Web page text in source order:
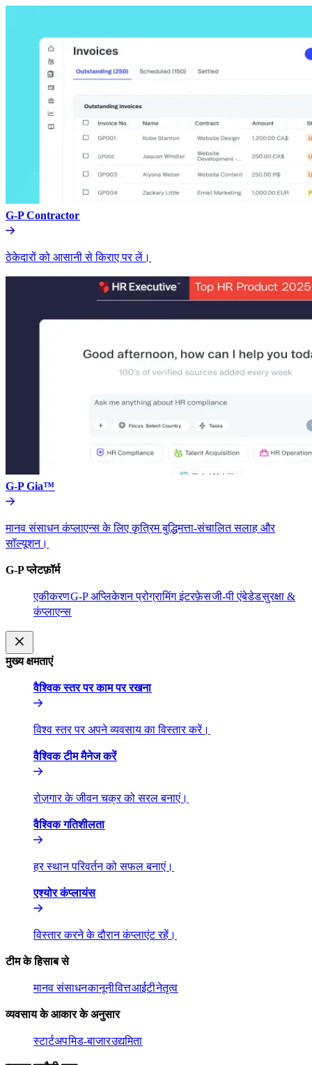
G-P Contractor​​
ठेकेदारों को आसानी से किराए पर लें।​​
G-P Gia™​​
मानव संसाधन कंप्लाएन्स के लिए कृत्रिम बुद्धिमत्ता-संचालित सलाह और
सॉल्यूशन।​​
G-P प्लेटफ़ॉर्म​​
एकीकरण​​G-P अप्लिकेशन प्रोग्रामिंग इंटरफ़ेस​​जी-पी एंबेडेड​​सुरक्षा &
कंप्लाएन्स​​
मुख्य क्षमताएं​​
वैश्विक स्तर पर काम पर रखना​​
विश्व स्तर पर अपने व्यवसाय का विस्तार करें।​​
वैश्विक टीम मैनेज करें​​
रोज़गार के जीवन चक्र को सरल बनाएं।​​
वैश्विक गतिशीलता​​
हर स्थान परिवर्तन को सफल बनाएं।​​
एश्योर कंप्लायंस​​
विस्तार करने के दौरान कंप्लाएंट रहें।​​
टीम के हिसाब से​​
मानव संसाधन​​कानूनी​​वित्त​​आईटी​​नेतृत्व​​
व्यवसाय के आकार के अनुसार​​
स्टार्टअप​​मिड-बाजार​​उद्यमिता​​